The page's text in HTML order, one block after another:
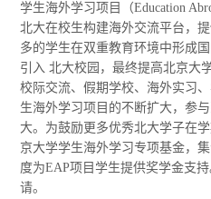
学生海外学习项目（Education
北大在校生构建海外交流平台，
多的学生在双重教育环境中形成
引入 北大校园，最终提高北京大
校际交流、假期学校、海外实习
生海外学习项目的不断扩大，参
大。为鼓励更多优秀北大学子在
京大学学生海外学习专项基金，
度为EAP项目学生提供奖学金支
请。